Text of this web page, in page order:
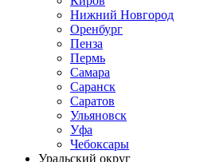
Нижний Новгород
Оренбург
Пенза
Пермь
Самара
Саранск
Саратов
Ульяновск
Уфа
Чебоксары
Уральский округ